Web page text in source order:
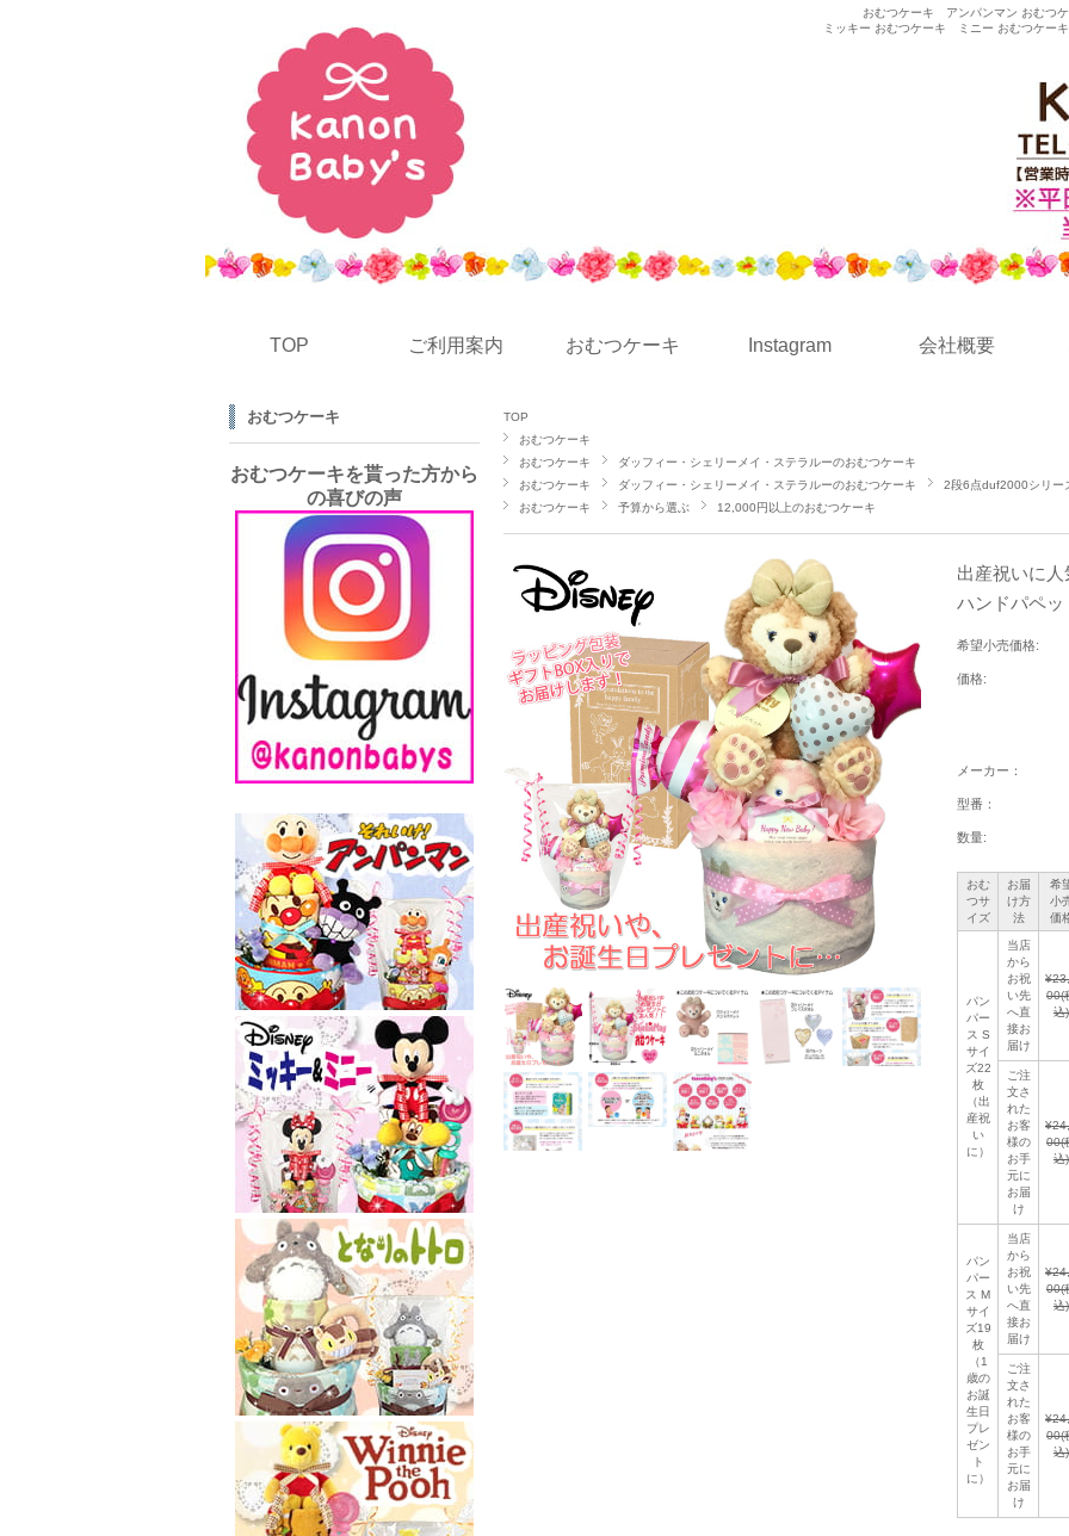
おむつケーキ
アンパンマン おむつ
ミッキー おむつケーキ
ミニー おむつケーキ
TOP ご利用案内 おむつケーキ Instagram 会社概要
TOP
おむつケーキ
おむつケーキ
ダッフィー・シェリーメイ・ステラルーのおむつケーキ
おむつケーキ
ダッフィー・シェリーメイ・ステラルーのおむつケーキ
2段6点duf2000シリー
おむつケーキ
予算から選ぶ 12,000円以上のおむつケーキ
出産祝いに
ハンドパペッ
希望小売価格:
価格:
メーカー：
型番：
数量:
おむ
つサ
イズ
お届
け方
法
希
小
価
パン
パー
ス S
サイ
ズ22
枚
（出
産祝
い
に）
当店
から
お祝
い先
へ直
接お
届け
00(
込)
ご注
文さ
れた
お客
様の
お手
元に
お届
け
00(
込)
パン
パー
ス M
サイ
ズ19
枚
（1
歳の
お誕
生日
プレ
ゼン
ト
に）
当店
から
お祝
い先
へ直
接お
届け
00(
込)
ご注
文さ
れた
お客
様の
お手
元に
お届
け
00(
込)
おむつケーキ
おむつケーキを貰った方から
の喜びの声